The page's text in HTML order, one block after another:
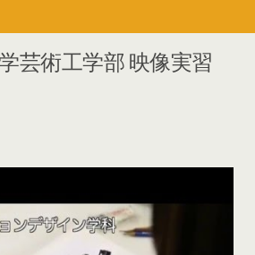
芸術工学部 映像実習